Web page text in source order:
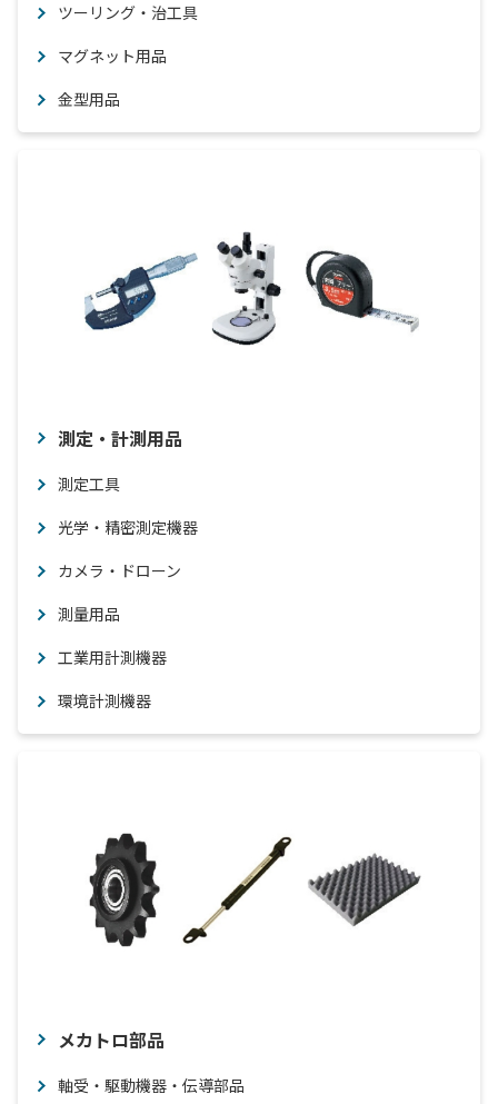
ツーリング・治工具
マグネット用品
金型用品
測定・計測用品
測定工具
光学・精密測定機器
カメラ・ドローン
測量用品
工業用計測機器
環境計測機器
メカトロ部品
軸受・駆動機器・伝導部品